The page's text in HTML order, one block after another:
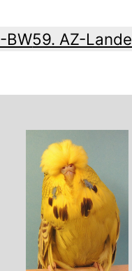
BW59. AZ-